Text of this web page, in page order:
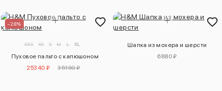
–28%
XXS XS S M L XL
Пуховое пальто с капюшоном
25340 ₽
35190 ₽
Шапка из мохера и шерсти
6880 ₽